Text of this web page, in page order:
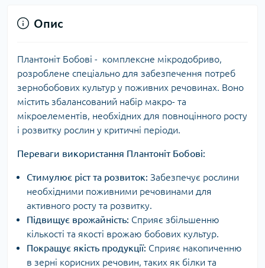
Опис
Плантоніт Бобові - комплексне мікродобриво,
розроблене спеціально для забезпечення потреб
зернобобових культур у поживних речовинах. Воно
містить збалансований набір макро- та
мікроелементів, необхідних для повноцінного росту
і розвитку рослин у критичні періоди.
Переваги використання Плантоніт Бобові:
Стимулює ріст та розвиток: Забезпечує рослини
необхідними поживними речовинами для
активного росту та розвитку.
Підвищує врожайність: Сприяє збільшенню
кількості та якості врожаю бобових культур.
Покращує якість продукції: Сприяє накопиченню
в зерні корисних речовин, таких як білки та